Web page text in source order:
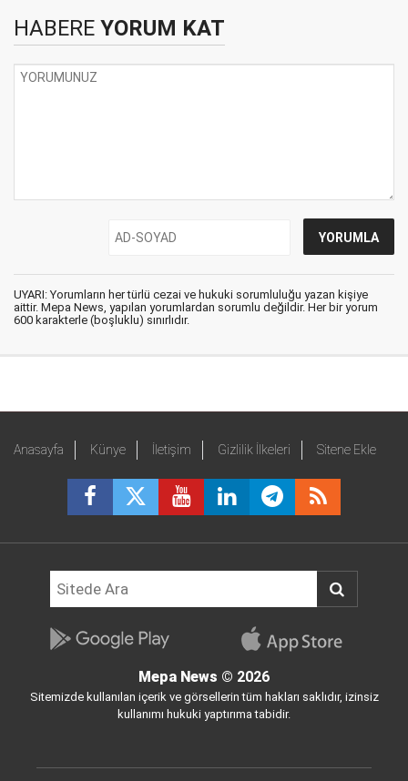
HABERE YORUM KAT
UYARI: Yorumların her türlü cezai ve hukuki sorumluluğu yazan kişiye
aittir. Mepa News, yapılan yorumlardan sorumlu değildir. Her bir yorum
600 karakterle (boşluklu) sınırlıdır.
Anasayfa Künye İletişim Gizlilik İlkeleri Sitene Ekle
Mepa News © 2026
Sitemizde kullanılan içerik ve görsellerin tüm hakları saklıdır, izinsiz
kullanımı hukuki yaptırıma tabidir.